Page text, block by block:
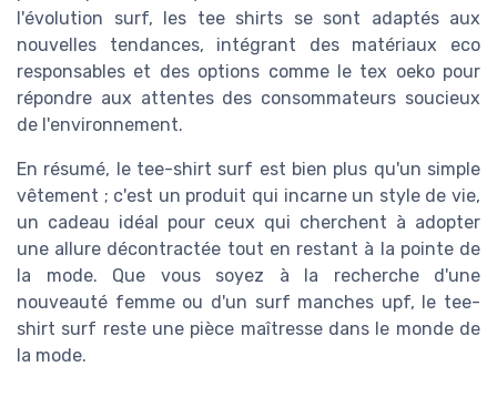
l'évolution surf, les tee shirts se sont adaptés aux
nouvelles tendances, intégrant des matériaux eco
responsables et des options comme le tex oeko pour
répondre aux attentes des consommateurs soucieux
de l'environnement.
En résumé, le tee-shirt surf est bien plus qu'un simple
vêtement ; c'est un produit qui incarne un style de vie,
un cadeau idéal pour ceux qui cherchent à adopter
une allure décontractée tout en restant à la pointe de
la mode. Que vous soyez à la recherche d'une
nouveauté femme ou d'un surf manches upf, le tee-
shirt surf reste une pièce maîtresse dans le monde de
la mode.